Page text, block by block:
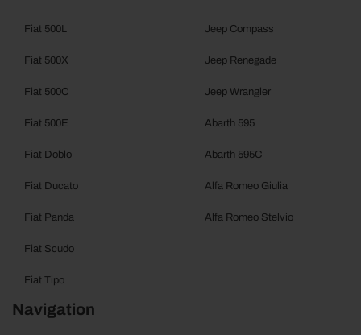
Fiat 500L
Fiat 500X
Fiat 500C
Fiat 500E
Fiat Doblo
Fiat Ducato
Fiat Panda
Fiat Scudo
Fiat Tipo
Jeep Compass
Jeep Renegade
Jeep Wrangler
Abarth 595
Abarth 595C
Alfa Romeo Giulia
Alfa Romeo Stelvio
Navigation